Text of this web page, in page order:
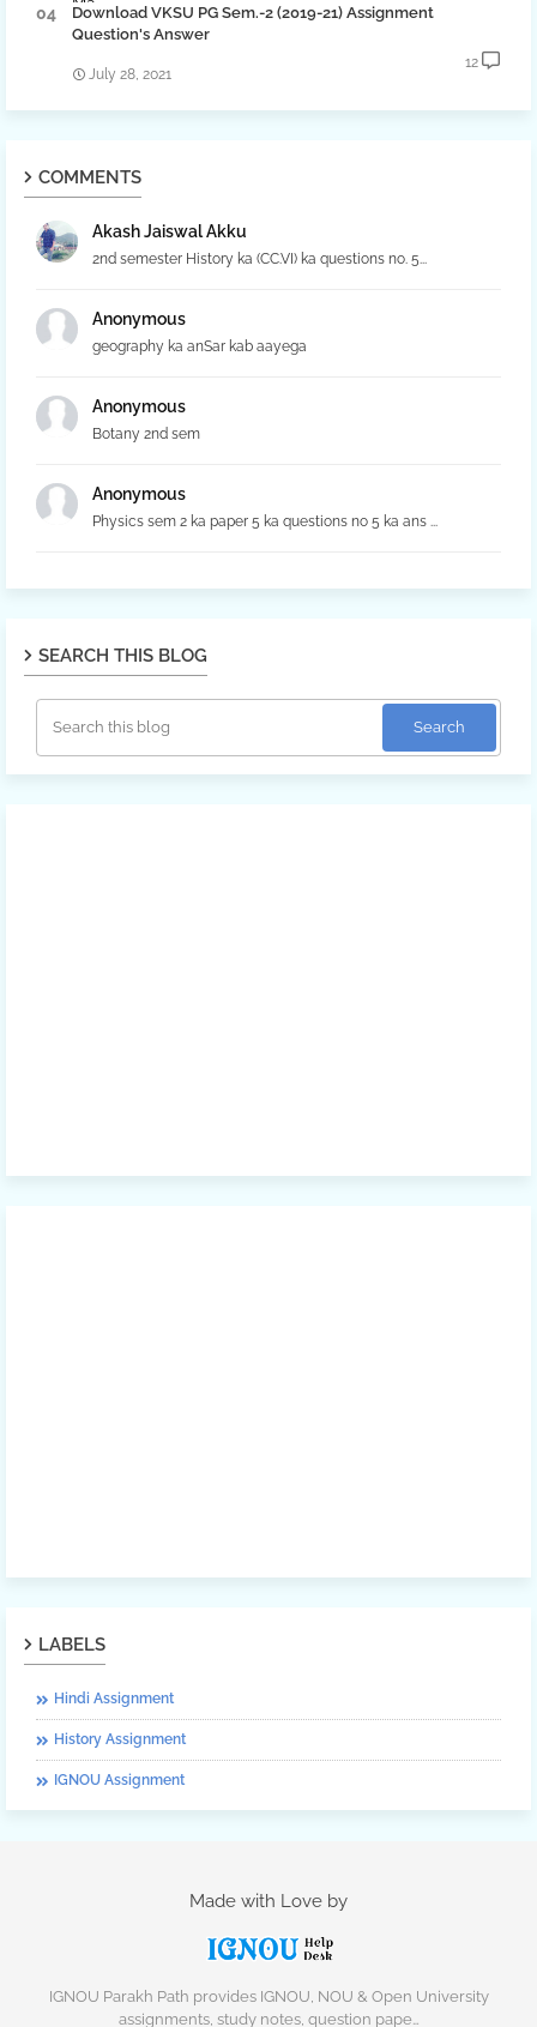
Download VKSU PG Sem.-2 (2019-21) Assignment
Question's Answer
July 28, 2021
12
COMMENTS
Akash Jaiswal Akku
2nd semester History ka (CC.VI) ka questions no. 5...
Anonymous
geography ka anSar kab aayega
Anonymous
Botany 2nd sem
Anonymous
Physics sem 2 ka paper 5 ka questions no 5 ka ans ...
SEARCH THIS BLOG
LABELS
Hindi Assignment
History Assignment
IGNOU Assignment
Made with Love by
IGNOU Parakh Path provides IGNOU, NOU & Open University
assignments, study notes, question pape…